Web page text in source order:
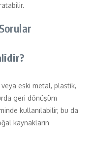
eski metal, plastik,
geri dönüşüm
kullanılabilir, bu da
kaynakların